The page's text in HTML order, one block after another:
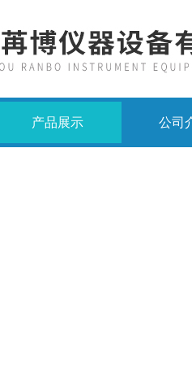
产品展示 公司